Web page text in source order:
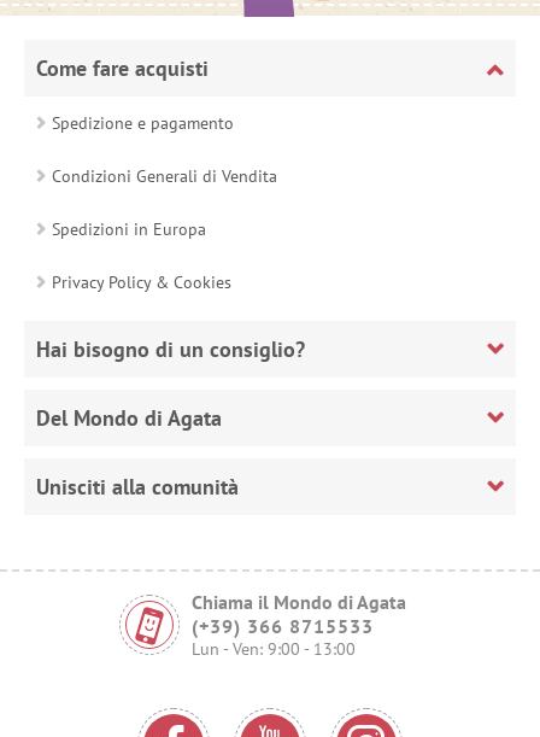
Come fare acquisti
Spedizione e pagamento
Condizioni Generali di Vendita
Spedizioni in Europa
Privacy Policy & Cookies
Hai bisogno di un consiglio?
Del Mondo di Agata
Unisciti alla comunità
Chiama il Mondo di Agata
(+39) 366 8715533
Lun - Ven: 9:00 - 13:00